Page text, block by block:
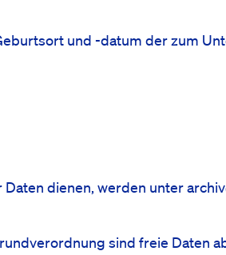
und -datum der zum
dienen, werden unter
sind freie Daten